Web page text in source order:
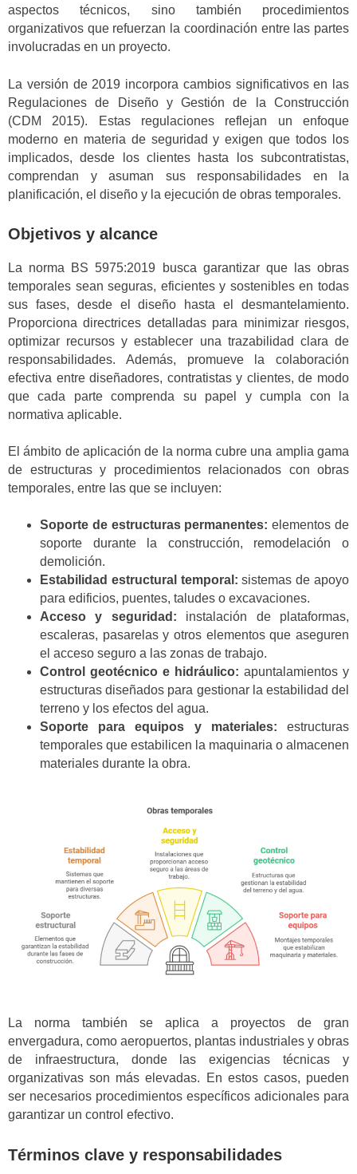
aspectos técnicos, sino también procedimientos
organizativos que refuerzan la coordinación entre las partes
involucradas en un proyecto.
La versión de 2019 incorpora cambios significativos en las
Regulaciones de Diseño y Gestión de la Construcción
(CDM 2015). Estas regulaciones reflejan un enfoque
moderno en materia de seguridad y exigen que todos los
implicados, desde los clientes hasta los subcontratistas,
comprendan y asuman sus responsabilidades en la
planificación, el diseño y la ejecución de obras temporales.
Objetivos y alcance
La norma BS 5975:2019 busca garantizar que las obras
temporales sean seguras, eficientes y sostenibles en todas
sus fases, desde el diseño hasta el desmantelamiento.
Proporciona directrices detalladas para minimizar riesgos,
optimizar recursos y establecer una trazabilidad clara de
responsabilidades. Además, promueve la colaboración
efectiva entre diseñadores, contratistas y clientes, de modo
que cada parte comprenda su papel y cumpla con la
normativa aplicable.
El ámbito de aplicación de la norma cubre una amplia gama
de estructuras y procedimientos relacionados con obras
temporales, entre las que se incluyen:
Soporte de estructuras permanentes: elementos de
soporte durante la construcción, remodelación o
demolición.
Estabilidad estructural temporal: sistemas de apoyo
para edificios, puentes, taludes o excavaciones.
Acceso y seguridad: instalación de plataformas,
escaleras, pasarelas y otros elementos que aseguren
el acceso seguro a las zonas de trabajo.
Control geotécnico e hidráulico: apuntalamientos y
estructuras diseñados para gestionar la estabilidad del
terreno y los efectos del agua.
Soporte para equipos y materiales: estructuras
temporales que estabilicen la maquinaria o almacenen
materiales durante la obra.
La norma también se aplica a proyectos de gran
envergadura, como aeropuertos, plantas industriales y obras
de infraestructura, donde las exigencias técnicas y
organizativas son más elevadas. En estos casos, pueden
ser necesarios procedimientos específicos adicionales para
garantizar un control efectivo.
Términos clave y responsabilidades